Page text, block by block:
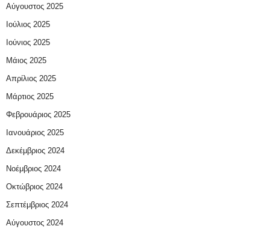
Αύγουστος 2025
Ιούλιος 2025
Ιούνιος 2025
Μάιος 2025
Απρίλιος 2025
Μάρτιος 2025
Φεβρουάριος 2025
Ιανουάριος 2025
Δεκέμβριος 2024
Νοέμβριος 2024
Οκτώβριος 2024
Σεπτέμβριος 2024
Αύγουστος 2024